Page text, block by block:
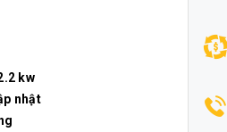
kw
nhật